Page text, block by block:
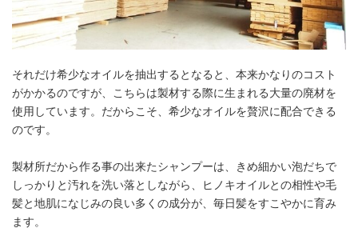
それだけ希少なオイルを抽出するとなると、本来かなりのコスト
がかかるのですが、こちらは製材する際に生まれる大量の廃材を
使用しています。だからこそ、希少なオイルを贅沢に配合できる
のです。
製材所だから作る事の出来たシャンプーは、きめ細かい泡だちで
しっかりと汚れを洗い落としながら、ヒノキオイルとの相性や毛
髪と地肌になじみの良い多くの成分が、毎日髪をすこやかに育み
ます。